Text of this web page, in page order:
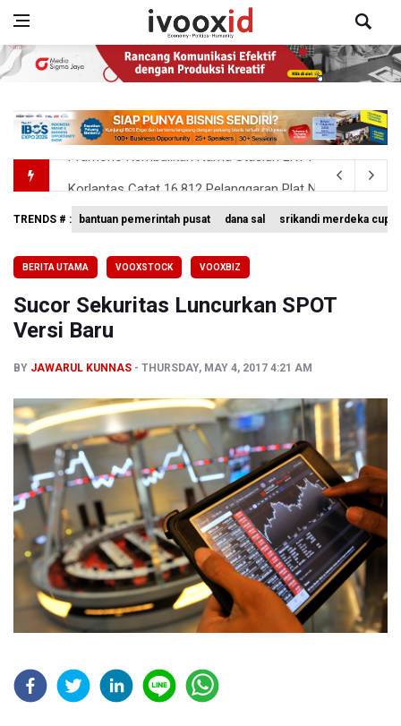
Korlantas Catat 16.812 Pelanggaran Plat Nomor
Aldila dan Janice Berlaga di Sektor Ganda WTA 1000
Pemerintah Siapkan Stimulus Hadapi Dampak El Nino
Pramono Kembalikan Nama Stasiun LRT Pegangsaan 2
TRENDS # : bantuan pemerintah pusat dana sal srikandi merdeka cup
BERITA UTAMA VOOXSTOCK VOOXBIZ
Sucor Sekuritas Luncurkan SPOT
Versi Baru
BY JAWARUL KUNNAS THURSDAY, MAY 4, 2017 4:21 AM